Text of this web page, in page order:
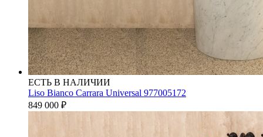
ЕСТЬ В НАЛИЧИИ
Liso Bianco Carrara Universal 977005172
849 000 ₽